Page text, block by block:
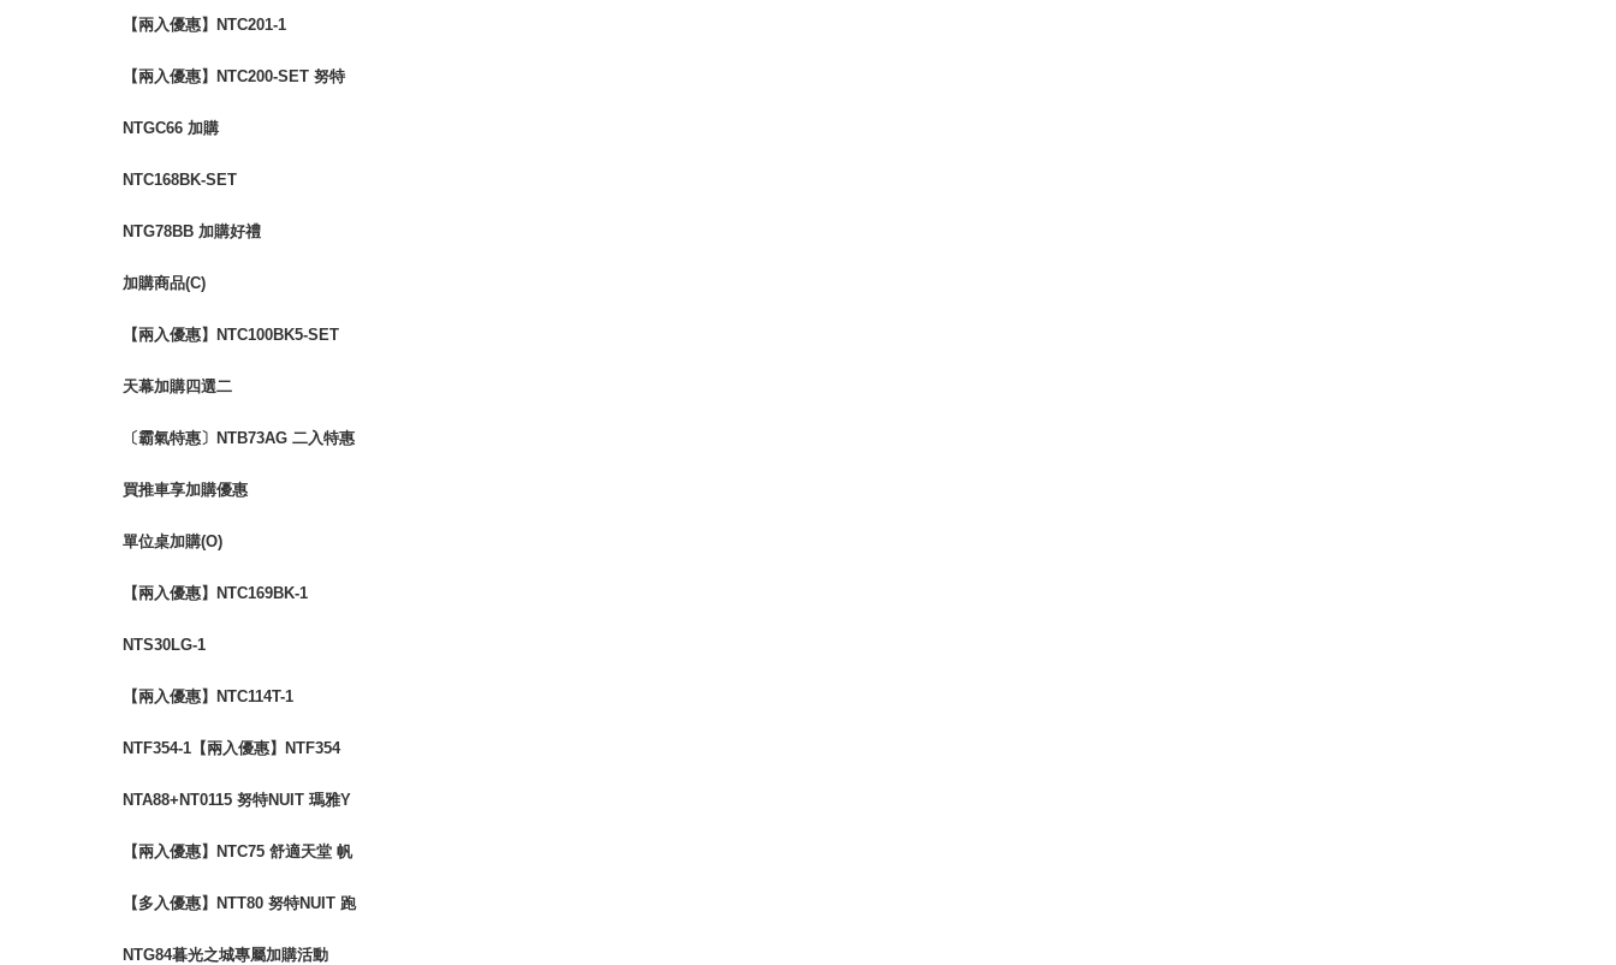
【兩入優惠】NTC201-1
【兩入優惠】NTC200-SET 努特
NTGC66 加購
NTC168BK-SET
NTG78BB 加購好禮
加購商品(C)
【兩入優惠】NTC100BK5-SET
天幕加購四選二
〔霸氣特惠〕NTB73AG 二入特惠
買推車享加購優惠
單位桌加購(O)
【兩入優惠】NTC169BK-1
NTS30LG-1
【兩入優惠】NTC114T-1
NTF354-1【兩入優惠】NTF354
NTA88+NT0115 努特NUIT 瑪雅Y
【兩入優惠】NTC75 舒適天堂 帆
【多入優惠】NTT80 努特NUIT 跑
NTG84暮光之城專屬加購活動